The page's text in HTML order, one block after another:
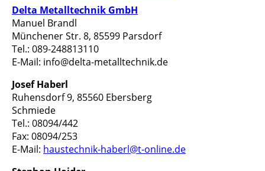
Delta Metalltechnik GmbH
Manuel Brandl
Münchener Str. 8, 85599 Parsdorf
Tel.: 089-248813110
E-Mail: info@delta-metalltechnik.de
Josef Haberl
Ruhensdorf 9, 85560 Ebersberg
Schmiede
Tel.: 08094/442
Fax: 08094/253
E-Mail: haustechnik-haberl@t-online.de